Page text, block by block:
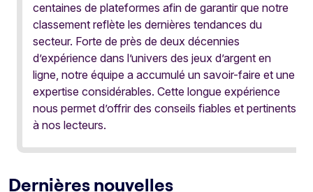
centaines de plateformes afin de garantir que notre
classement reflète les dernières tendances du
secteur. Forte de près de deux décennies
d’expérience dans l’univers des jeux d’argent en
ligne, notre équipe a accumulé un savoir-faire et une
expertise considérables. Cette longue expérience
nous permet d’offrir des conseils fiables et pertinents
à nos lecteurs.
Dernières nouvelles